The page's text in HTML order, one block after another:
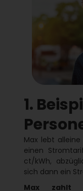
1.
Max lebt
einen
ct/kWh,
sich dann ein
Max zahlt